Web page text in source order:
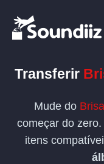
Transferir
Mude do
começar do
itens